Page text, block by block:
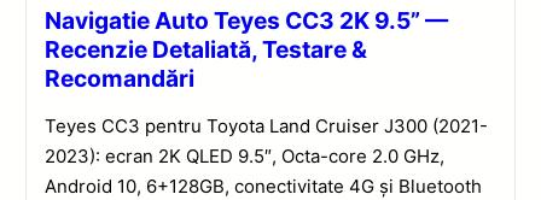
Navigatie Auto Teyes CC3 2K 9.5” —
Recenzie Detaliată, Testare &
Recomandări
Teyes CC3 pentru Toyota Land Cruiser J300 (2021-
2023): ecran 2K QLED 9.5″, Octa-core 2.0 GHz,
Android 10, 6+128GB, conectivitate 4G și Bluetooth